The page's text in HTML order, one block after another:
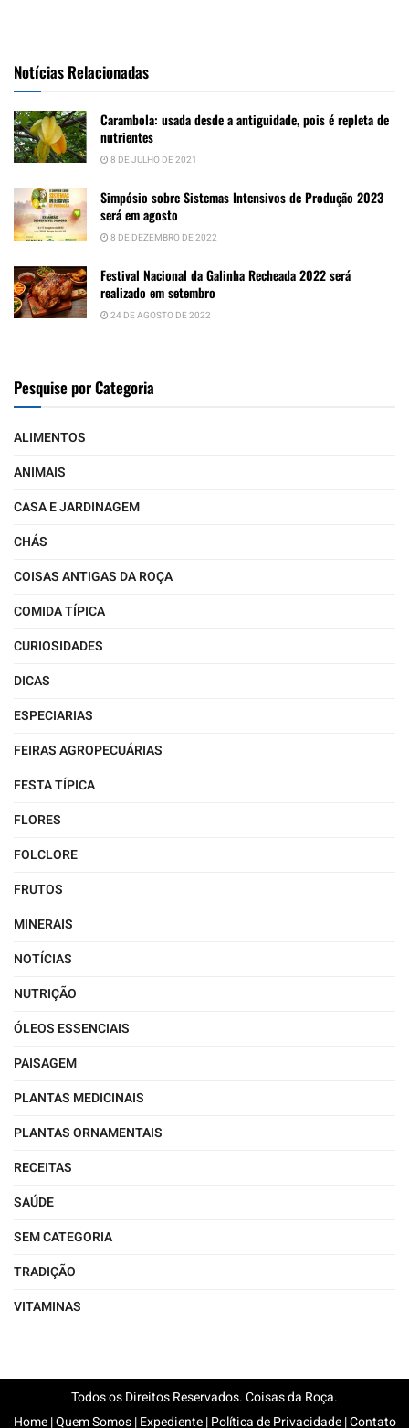
Notícias Relacionadas
Carambola: usada desde a antiguidade, pois é repleta de
nutrientes
8 DE JULHO DE 2021
Simpósio sobre Sistemas Intensivos de Produção 2023
será em agosto
8 DE DEZEMBRO DE 2022
Festival Nacional da Galinha Recheada 2022 será
realizado em setembro
24 DE AGOSTO DE 2022
Pesquise por Categoria
ALIMENTOS
ANIMAIS
CASA E JARDINAGEM
CHÁS
COISAS ANTIGAS DA ROÇA
COMIDA TÍPICA
CURIOSIDADES
DICAS
ESPECIARIAS
FEIRAS AGROPECUÁRIAS
FESTA TÍPICA
FLORES
FOLCLORE
FRUTOS
MINERAIS
NOTÍCIAS
NUTRIÇÃO
ÓLEOS ESSENCIAIS
PAISAGEM
PLANTAS MEDICINAIS
PLANTAS ORNAMENTAIS
RECEITAS
SAÚDE
SEM CATEGORIA
TRADIÇÃO
VITAMINAS
Todos os Direitos Reservados. Coisas da Roça.
Home|Quem Somos|Expediente|Política de Privacidade|Contato